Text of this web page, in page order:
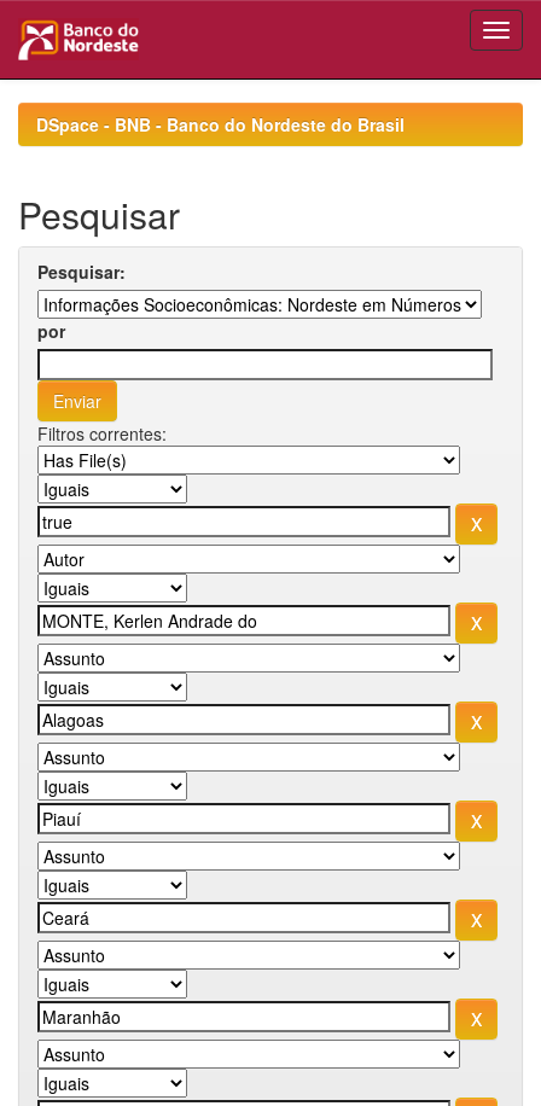
navigationDSpace - BNB - Banco do Nordeste do Brasil
Pesquisar
Pesquisar:
por
Filtros correntes: